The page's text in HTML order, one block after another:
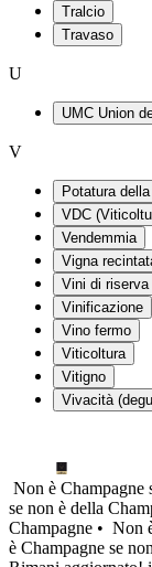
Tralcio
Travaso
U
UMC Union
V
Potatura
VDC
Vendemmia
Vigna
Vini di riserva
Vinificazione
Vino fermo
Viticoltura
Vitigno
Vivacità
Non è Champagne
se non è della
Champagne • Non
è Champagne se